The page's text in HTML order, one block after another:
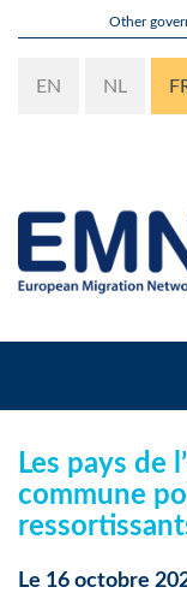
au
principal
Other
EN NL
Les pays de
commune
Le 16 octobre